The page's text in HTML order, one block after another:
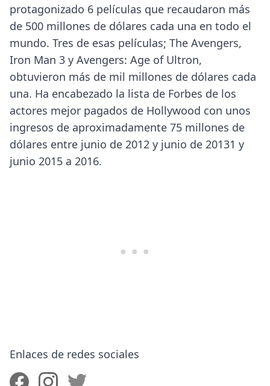
protagonizado 6 películas que recaudaron más
de 500 millones de dólares cada una en todo el
mundo. Tres de esas películas; The Avengers,
Iron Man 3 y Avengers: Age of Ultron,
obtuvieron más de mil millones de dólares cada
una. Ha encabezado la lista de Forbes de los
actores mejor pagados de Hollywood con unos
ingresos de aproximadamente 75 millones de
dólares entre junio de 2012 y junio de 20131​ y
junio 2015 a 2016.
Enlaces de redes sociales